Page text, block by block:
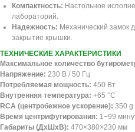
Компактность: Настольное
лабораторий.
Надежность: Механический замок
закрытие крышки.
ТЕХНИЧЕСКИЕ ХАРАКТЕРИСТИКИ
Максимальное количество
Напряжение: 230 В / 50 Гц
Потребляемая мощность: 450 Вт
Внутренняя температура: +65 °C
RCA (центробежное ускорение): 350 g
Время центрифугирования: 1−99
Габариты (ДxШxВ): 470×380×230 мм